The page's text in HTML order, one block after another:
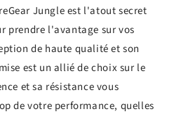
Jungle est l'atout secret
prendre l'avantage sur vos
de haute qualité et son
est un allié de choix sur le
et sa résistance vous
de votre performance, quelles